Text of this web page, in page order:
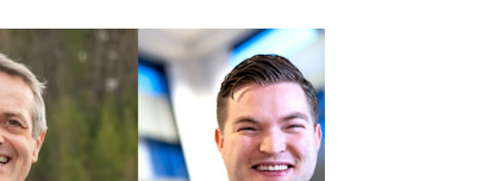
om kraftløft i